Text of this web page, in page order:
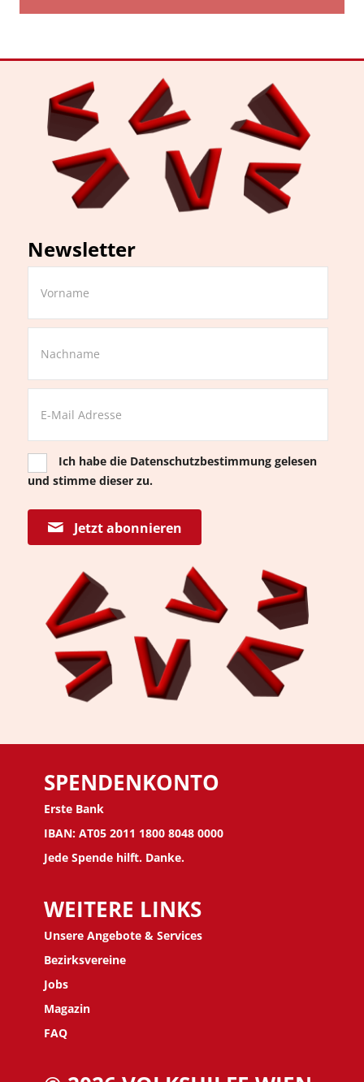
Newsletter
Ich habe die Datenschutzbestimmung gelesen
und stimme dieser zu.
Jetzt abonnieren
SPENDENKONTO
Erste Bank
IBAN: AT05 2011 1800 8048 0000
Jede Spende hilft. Danke.
WEITERE LINKS
Unsere Angebote & Services
Bezirksvereine
Jobs
Magazin
FAQ